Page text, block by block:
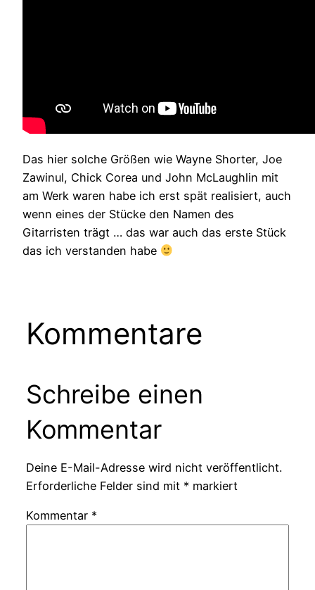
Das hier solche Größen wie Wayne Shorter, Joe
Zawinul, Chick Corea und John McLaughlin mit
am Werk waren habe ich erst spät realisiert, auch
wenn eines der Stücke den Namen des
Gitarristen trägt … das war auch das erste Stück
das ich verstanden habe
Kommentare
Schreibe einen
Kommentar
Deine E-Mail-Adresse wird nicht veröffentlicht.
Erforderliche Felder sind mit * markiert
Kommentar *